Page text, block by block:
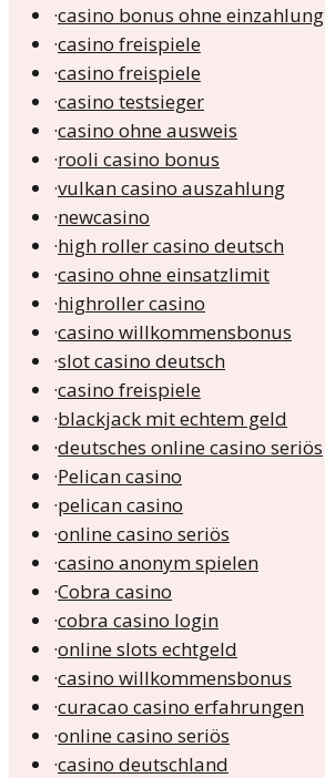
·casino bonus ohne einzahlung
·casino freispiele
·casino freispiele
·casino testsieger
·casino ohne ausweis
·rooli casino bonus
·vulkan casino auszahlung
·newcasino
·high roller casino deutsch
·casino ohne einsatzlimit
·highroller casino
·casino willkommensbonus
·slot casino deutsch
·casino freispiele
·blackjack mit echtem geld
·deutsches online casino seriös
·Pelican casino
·pelican casino
·online casino seriös
·casino anonym spielen
·Cobra casino
·cobra casino login
·online slots echtgeld
·casino willkommensbonus
·curacao casino erfahrungen
·online casino seriös
·casino deutschland